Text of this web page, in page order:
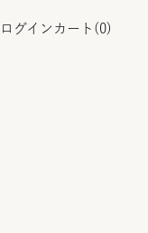
ログイン カート( 0)